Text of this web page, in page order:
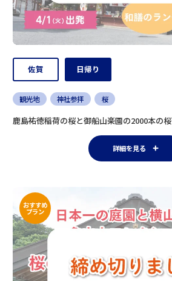
佐賀 日帰り
観光地 神社参拝 桜
鹿島祐徳稲荷の桜と御船山楽園の2000本の桜
詳細を見る
おすすめ
プラン